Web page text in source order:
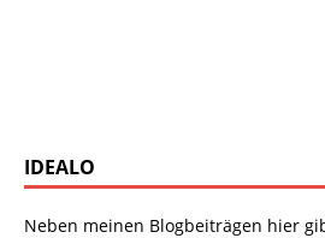
IDEALO
Neben meinen Blogbeiträgen hier